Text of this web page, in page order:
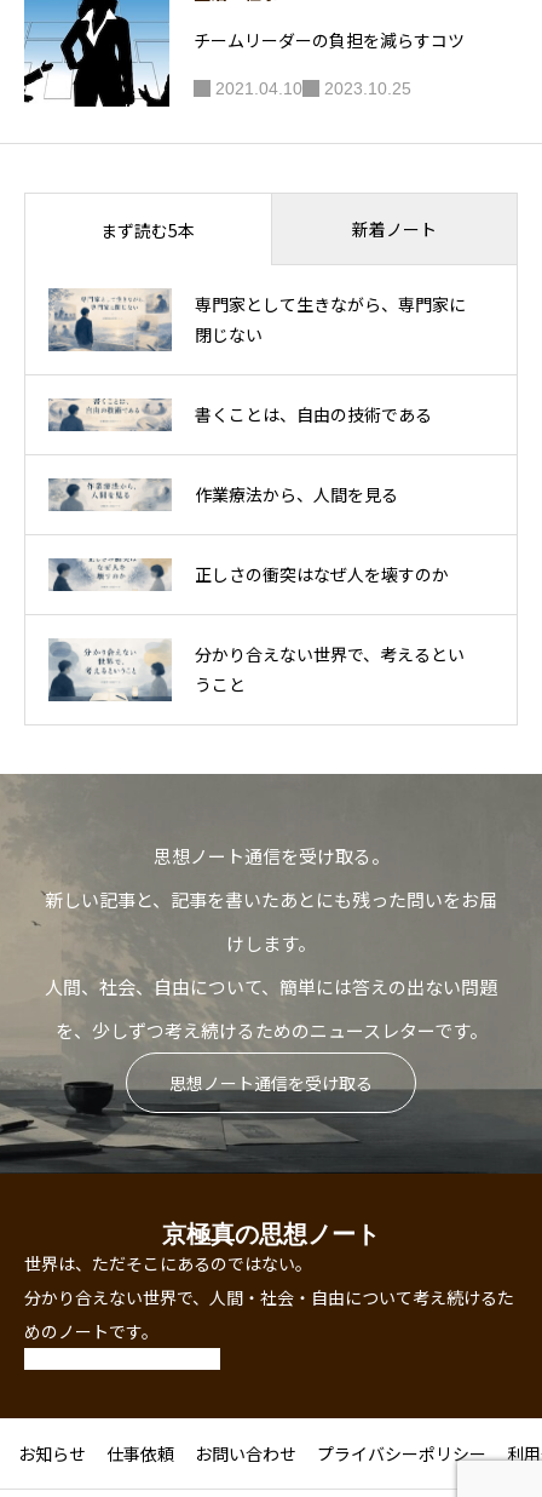
チームリーダーの負担を減らすコツ
2021.04.10 2023.10.25
まず読む5本 新着ノート
専門家として生きながら、専門家に
閉じない
書くことは、自由の技術である
作業療法から、人間を見る
正しさの衝突はなぜ人を壊すのか
分かり合えない世界で、考えるとい
うこと
思想ノート通信を受け取る。
新しい記事と、記事を書いたあとにも残った問いをお届
けします。
人間、社会、自由について、簡単には答えの出ない問題
を、少しずつ考え続けるためのニュースレターです。
思想ノート通信を受け取る
京極真の思想ノート
世界は、ただそこにあるのではない。
分かり合えない世界で、人間・社会・自由について考え続けるた
めのノートです。
お知らせ 仕事依頼 お問い合わせ プライバシーポリシー 利